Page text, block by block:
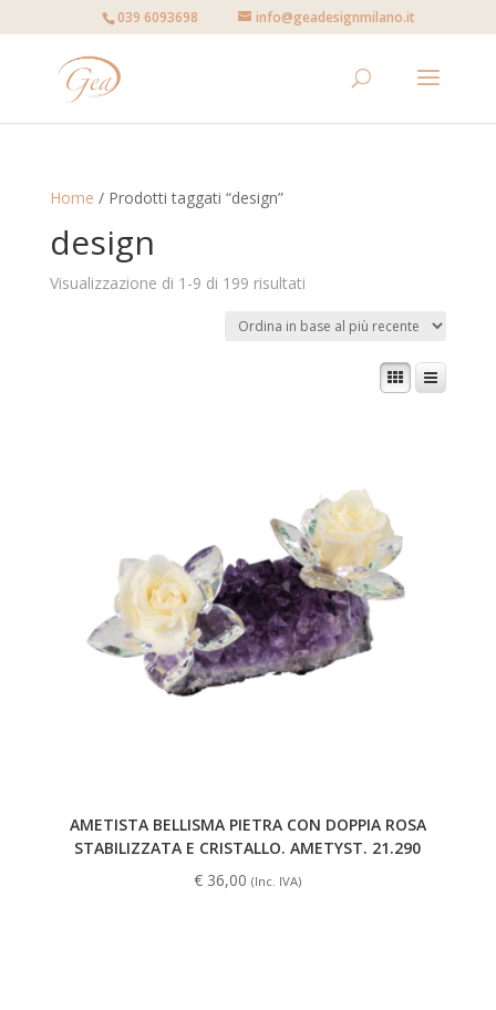
039 6093698 info@geadesignmilano.it
Home / Prodotti taggati “design”
design
Visualizzazione di 1-9 di 199 risultati
AMETISTA BELLISMA PIETRA CON DOPPIA ROSA
STABILIZZATA E CRISTALLO. AMETYST. 21.290
€ 36,00 (Inc. IVA)